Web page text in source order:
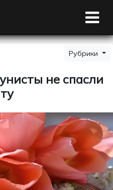
Рубрики
не спасли